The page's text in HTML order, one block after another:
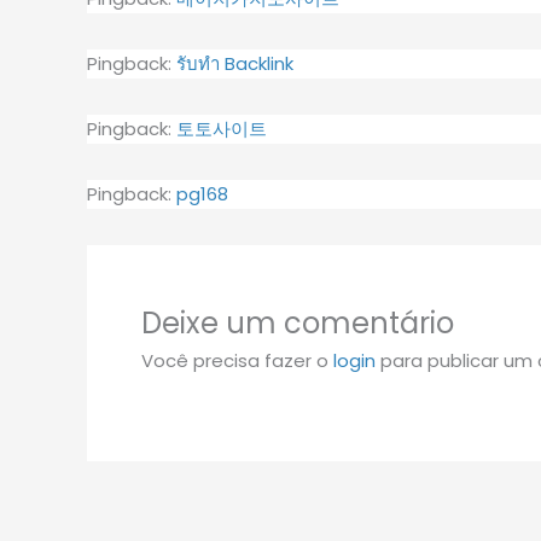
Pingback: รับทำ Backlink
Pingback: 토토사이트
Pingback: pg168
Deixe um comentário
Você precisa fazer o login para publicar um